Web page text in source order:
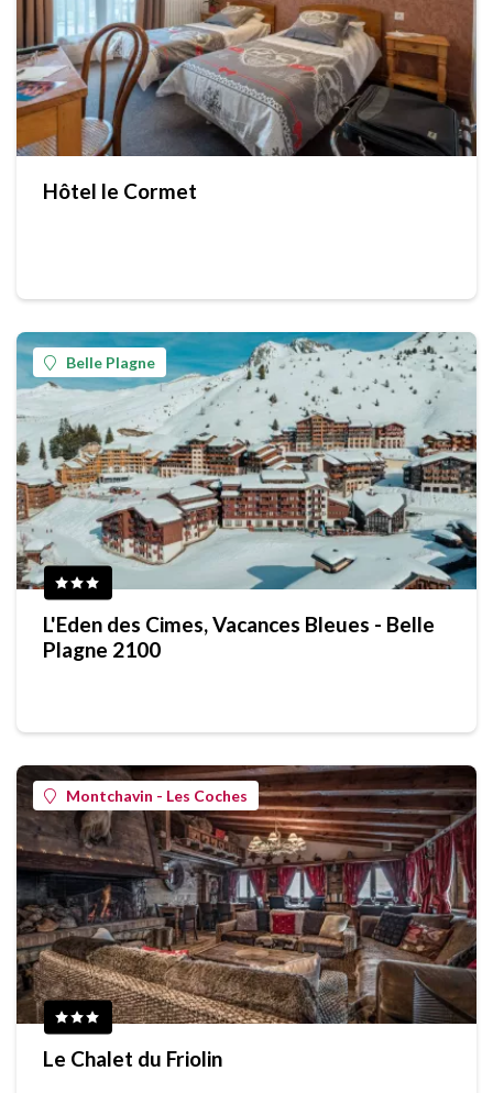
Hôtel le Cormet
Belle Plagne
L'Eden des Cimes, Vacances Bleues - Belle
Plagne 2100
Montchavin - Les Coches
Le Chalet du Friolin